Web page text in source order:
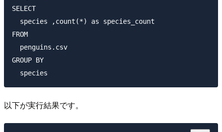
SELECT
  species ,count(*) as species_count
FROM
  penguins.csv
GROUP BY
以下が実行結果です。